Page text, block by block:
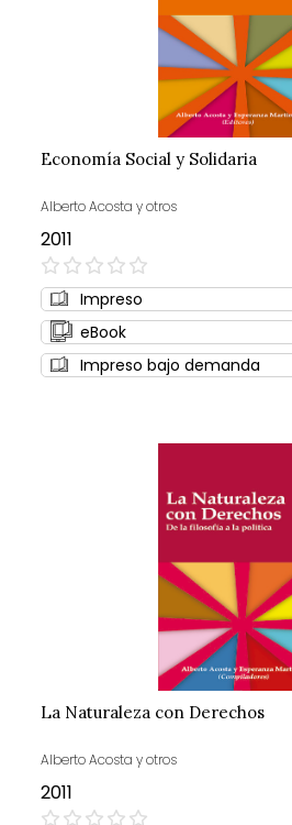
Economía Social y Solidaria
Alberto Acosta y otros
2011
0%
Impreso
eBook
Impreso bajo demanda
La Naturaleza con Derechos
Alberto Acosta y otros
2011